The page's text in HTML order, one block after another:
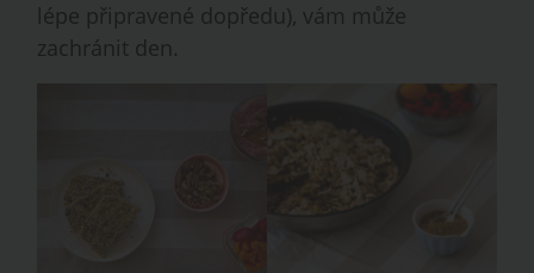
lépe připravené dopředu), vám může
zachránit den.